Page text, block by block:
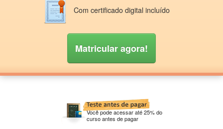
Com certificado digital incluído
Matricular agora!
Você pode acessar até 25% do
curso antes de pagar